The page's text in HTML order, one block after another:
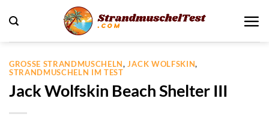
Inhalt
springen
GROSSE STRANDMUSCHELN ,JACK WOLFSKIN,
STRANDMUSCHELN IM TEST
Jack Wolfskin Beach Shelter III